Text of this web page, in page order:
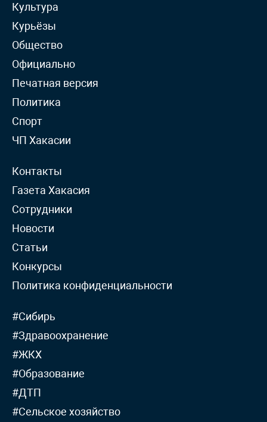
Культура
Курьёзы
Общество
Официально
Печатная версия
Политика
Спорт
ЧП Хакасии
Контакты
Газета Хакасия
Сотрудники
Новости
Статьи
Конкурсы
Политика конфиденциальности
#Сибирь
#Здравоохранение
#ЖКХ
#Образование
#ДТП
#Сельское хозяйство